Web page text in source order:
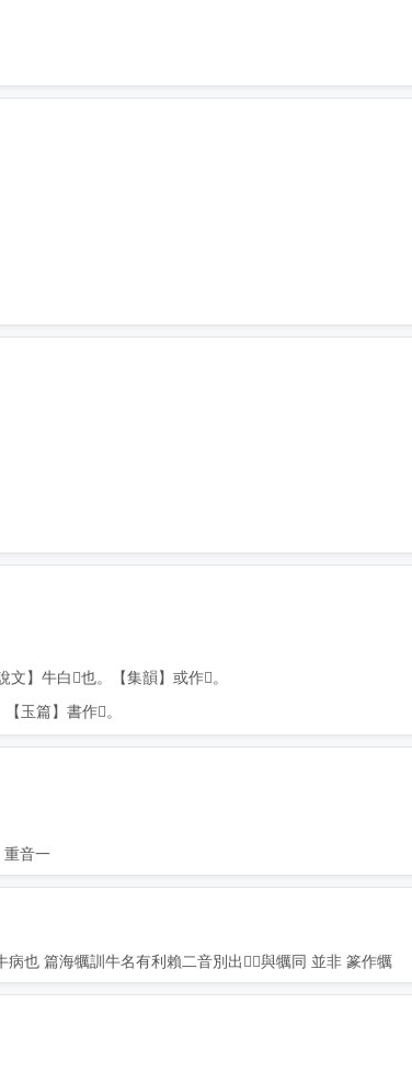
文】牛白𦟝也。【集韻】或作𤜒。
玉篇】書作𤛶。
重音一
也 篇海犡訓牛名有利賴二音別出𤛶𤜒與犡同 並非 篆作犡